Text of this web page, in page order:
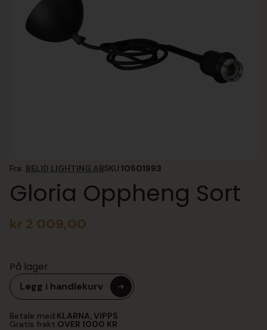
Fra: BELID LIGHTING ABSKU:10501993
Gloria Oppheng Sort
kr 2 009,00
På lager
Legg i handlekurv
Betale med:KLARNA, VIPPS
Gratis frakt:OVER 1000 KR